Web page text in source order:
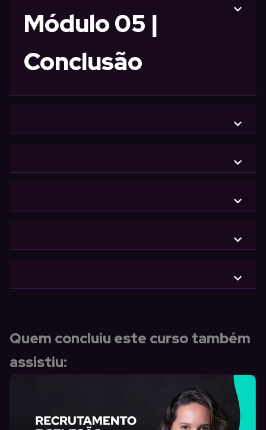
Módulo 05 |
Conclusão
Quem concluiu este curso também
assistiu: